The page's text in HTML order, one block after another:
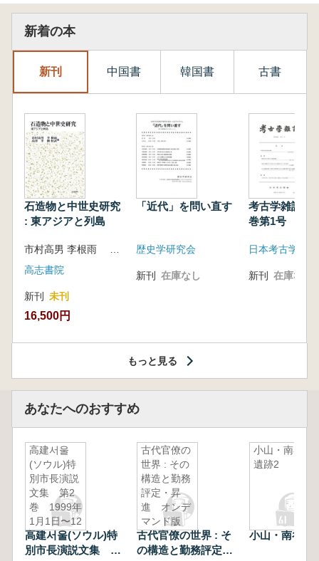
新着の本
新刊 中国書 韓国書 古書
石造物と中世史研究
: 東アジアと列島
高志書院
新刊 未刊
16,500円
「近代」を問い直す
歴史学研究会
新刊 在庫なし
考古学雑誌
巻第1号
日本考古学会
新刊 在庫なし
もっと見る
あなたへのおすすめ
高建서울
(ソウル)特
別市長演説
文集 第2
巻 1999年
1月1日〜12
月31日
高建서울(ソウル)特
別市長演説文集 第2
古代官僚の
世界 : その
構造と勤務
評定・昇
進 オンデ
マンド版
古代官僚の世界 : そ
の構造と勤務評定・
小山・南谷
遺跡2
小山・南谷遺